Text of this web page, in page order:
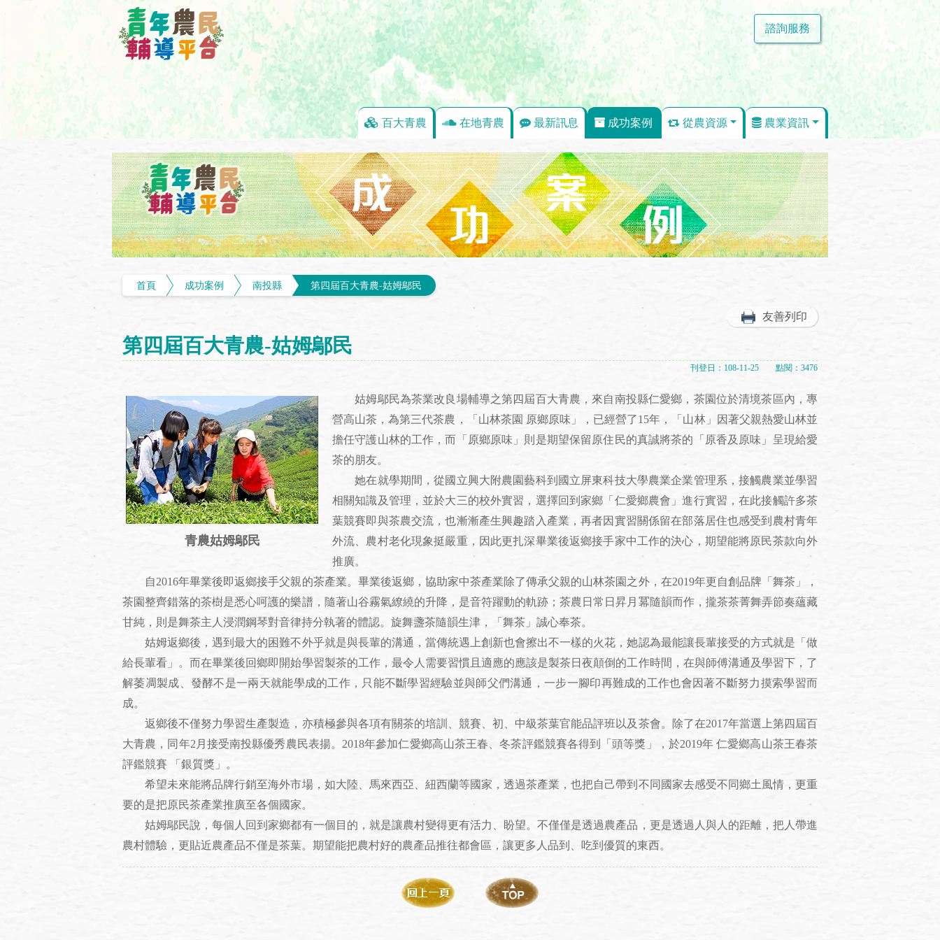
百大青農 在地青農 最新訊息 成功案例 從農資源 農業資訊
諮詢服務
首頁 成功案例 南投縣 第四屆百大青農-姑姆鄔民
友善列印
第四屆百大青農-姑姆鄔民
刊登日：108-11-25 點閱：3476
青農姑姆鄔民
姑姆鄔民為茶業改良場輔導之第四屆百大青農，來自南投縣仁愛鄉，茶園位於清境茶區內，專
營高山茶，為第三代茶農，「山林茶園 原鄉原味」，已經營了15年，「山林」因著父親熱愛山林並
擔任守護山林的工作，而「原鄉原味」則是期望保留原住民的真誠將茶的「原香及原味」呈現給愛
茶的朋友。
她在就學期間，從國立興大附農園藝科到國立屏東科技大學農業企業管理系，接觸農業並學習
相關知識及管理，並於大三的校外實習，選擇回到家鄉「仁愛鄉農會」進行實習，在此接觸許多茶
葉競賽即與茶農交流，也漸漸產生興趣踏入產業，再者因實習關係留在部落居住也感受到農村青年
外流、農村老化現象挺嚴重，因此更扎深畢業後返鄉接手家中工作的決心，期望能將原民茶款向外
推廣。
自2016年畢業後即返鄉接手父親的茶產業。畢業後返鄉，協助家中茶產業除了傳承父親的山林茶園之外，在2019年更自創品牌「舞茶」，
茶園整齊錯落的茶樹是悉心呵護的樂譜，隨著山谷霧氣繚繞的升降，是音符躍動的軌跡；茶農日常日昇月冪隨韻而作，攏茶茶菁舞弄節奏蘊藏
甘純，則是舞茶主人浸潤鋼琴對音律持分執著的體認。旋舞盞茶隨韻生津，「舞茶」誠心奉茶。
姑姆返鄉後，遇到最大的困難不外乎就是與長輩的溝通，當傳統遇上創新也會擦出不一樣的火花，她認為最能讓長輩接受的方式就是「做
給長輩看」。而在畢業後回鄉即開始學習製茶的工作，最令人需要習慣且適應的應該是製茶日夜顛倒的工作時間，在與師傅溝通及學習下，了
解萎凋製成、發酵不是一兩天就能學成的工作，只能不斷學習經驗並與師父們溝通，一步一腳印再難成的工作也會因著不斷努力摸索學習而
成。
返鄉後不僅努力學習生產製造，亦積極參與各項有關茶的培訓、競賽、初、中級茶葉官能品評班以及茶會。除了在2017年當選上第四屆百
大青農，同年2月接受南投縣優秀農民表揚。2018年參加仁愛鄉高山茶王春、冬茶評鑑競賽各得到「頭等獎」，於2019年 仁愛鄉高山茶王春茶
評鑑競賽 「銀質獎」。
希望未來能將品牌行銷至海外市場，如大陸、馬來西亞、紐西蘭等國家，透過茶產業，也把自己帶到不同國家去感受不同鄉土風情，更重
要的是把原民茶產業推廣至各個國家。
姑姆鄔民說，每個人回到家鄉都有一個目的，就是讓農村變得更有活力、盼望。不僅僅是透過農產品，更是透過人與人的距離，把人帶進
農村體驗，更貼近農產品不僅是茶葉。期望能把農村好的農產品推往都會區，讓更多人品到、吃到優質的東西。